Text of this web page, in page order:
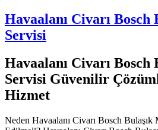
Havaalanı Civarı Bosch
Servisi
Havaalanı Civarı Bosch
Servisi Güvenilir
Hizmet
Neden Havaalanı Civarı Bosch